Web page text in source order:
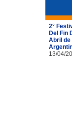
2°
Del Fin
Abril de
13/04/